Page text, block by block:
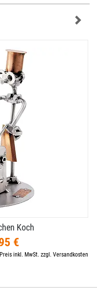
Koch
€
Preis inkl. MwSt. zzgl. Versandkosten